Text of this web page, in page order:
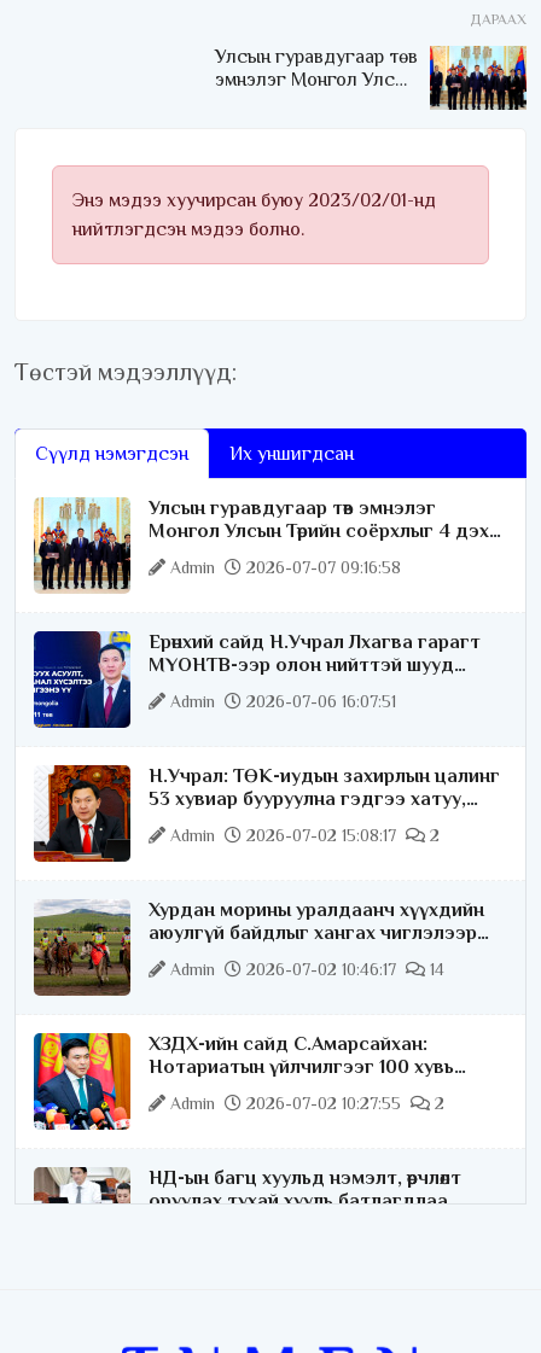
ДАРААХ
Улсын гуравдугаар төв
эмнэлэг Монгол Улсын
Энэ мэдээ хуучирсан буюу 2023/02/01-нд
нийтлэгдсэн мэдээ болно.
Төстэй мэдээллүүд:
Сүүлд нэмэгдсэн Их уншигдсан
Улсын гуравдугаар төв эмнэлэг
Монгол Улсын Төрийн соёрхлыг 4 дэх
удаагаа хүртлээ
Admin 2026-07-07 09:16:58
Ерөнхий сайд Н.Учрал Лхагва гарагт
МҮОНТВ-ээр олон нийттэй шууд
ярилцана
Admin 2026-07-06 16:07:51
Н.Учрал: ТӨК-иудын захирлын цалинг
53 хувиар бууруулна гэдгээ хатуу,
хариуцлагатайгаар хэлье
Admin 2026-07-02 15:08:17 2
Хурдан морины уралдаанч хүүхдийн
аюулгүй байдлыг хангах чиглэлээр
ажиллаж байна
Admin 2026-07-02 10:46:17 14
ХЗДХ-ийн сайд С.Амарсайхан:
Нотариатын үйлчилгээг 100 хувь
цахимжуулна
Admin 2026-07-02 10:27:55 2
НД-ын багц хуульд нэмэлт, өөрчлөлт
оруулах тухай хууль батлагдлаа